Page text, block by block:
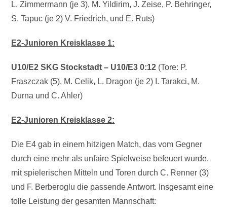
L. Zimmermann (je 3), M. Yildirim, J. Zeise, P. Behringer,
S. Tapuc (je 2) V. Friedrich, und E. Ruts)
E2-Junioren Kreisklasse 1:
U10/E2 SKG Stockstadt – U10/E3 0:12 (Tore: P.
Fraszczak (5), M. Celik, L. Dragon (je 2) I. Tarakci, M.
Durna und C. Ahler)
E2-Junioren Kreisklasse 2:
Die E4 gab in einem hitzigen Match, das vom Gegner
durch eine mehr als unfaire Spielweise befeuert wurde,
mit spielerischen Mitteln und Toren durch C. Renner (3)
und F. Berberoglu die passende Antwort. Insgesamt eine
tolle Leistung der gesamten Mannschaft: